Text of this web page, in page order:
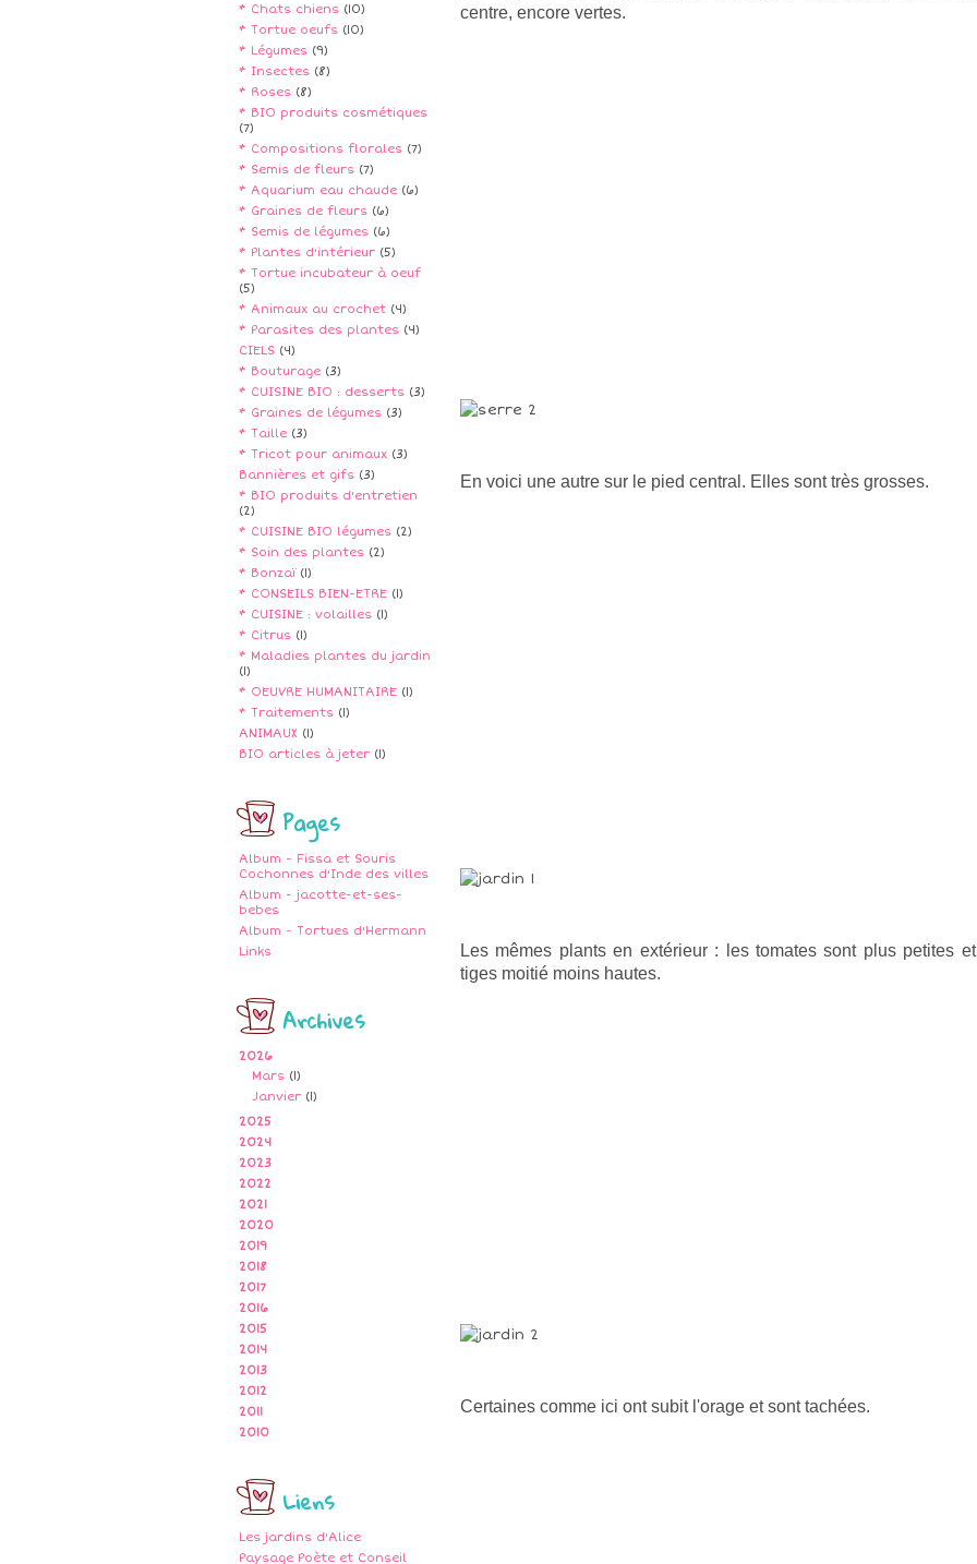
* Chats chiens (10)
* Tortue oeufs (10)
* Légumes (9)
* Insectes (8)
* Roses (8)
* BIO produits cosmétiques
(7)
* Compositions florales (7)
* Semis de fleurs (7)
* Aquarium eau chaude (6)
* Graines de fleurs (6)
* Semis de légumes (6)
* Plantes d'intérieur (5)
* Tortue incubateur à oeuf
(5)
* Animaux au crochet (4)
* Parasites des plantes (4)
CIELS (4)
* Bouturage (3)
* CUISINE BIO : desserts (3)
* Graines de légumes (3)
* Taille (3)
* Tricot pour animaux (3)
Bannières et gifs (3)
* BIO produits d'entretien
(2)
* CUISINE BIO légumes (2)
* Soin des plantes (2)
* Bonzaï (1)
* CONSEILS BIEN-ETRE (1)
* CUISINE : volailles (1)
* Citrus (1)
* Maladies plantes du jardin
(1)
* OEUVRE HUMANITAIRE (1)
* Traitements (1)
ANIMAUX (1)
BIO articles à jeter (1)
Pages
Album - Fissa et Souris
Cochonnes d'Inde des villes
Album - jacotte-et-ses-
bebes
Album - Tortues d'Hermann
Links
Archives
2026
Mars (1)
Janvier (1)
2025
2024
2023
2022
2021
2020
2019
2018
2017
2016
2015
2014
2013
2012
2011
2010
Liens
Les jardins d'Alice
Paysage Poète et Conseil
centre, encore vertes.
En voici une autre sur le pied central. Elles sont très grosses.
Les mêmes plants en extérieur : les tomates sont plus petites
tiges moitié moins hautes.
Certaines comme ici ont subit l'orage et sont tachées.